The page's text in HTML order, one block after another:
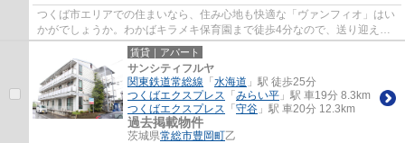
つくば市エリアでの住まいなら、住み心地も快適な「ヴァンフィオ」はい
かがでしょうか。わかばキラメキ保育園まで徒歩4分なので、送り迎えも
楽です。つくば市エリアで賃貸情報をお探し...
賃貸｜アパート
サンシティフルヤ
関東鉄道常総線 「 水海道 」駅 徒歩25分
つくばエクスプレス 「 みらい平 」駅 車19分 8.3km
つくばエクスプレス 「 守谷 」駅 車20分 12.3km
過去掲載物件
茨城県常総市豊岡町乙